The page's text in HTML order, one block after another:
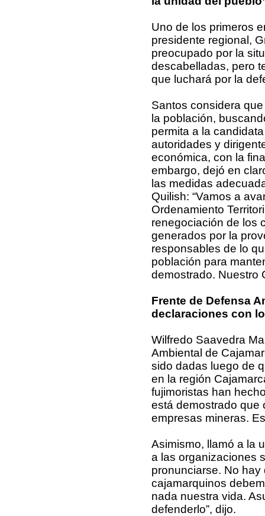
Uno de los primeros
presidente regional,
preocupado por la
descabelladas, pero
que luchará por la
Santos considera
la población,
permita a la
autoridades y
económica, con la
embargo, dejó en
las medidas
Quilish: “Vamos a
Ordenamiento
renegociación de los
generados por la
responsables de lo
población para
demostrado. Nuestro
Frente de Defensa
declaraciones con
Wilfredo Saavedra
Ambiental de
sido dadas luego de
en la región
fujimoristas han
está demostrado que
empresas mineras.
Asimismo, llamó a la
a las organizaciones
pronunciarse. No
cajamarquinos
nada nuestra vida.
defenderlo”, dijo.